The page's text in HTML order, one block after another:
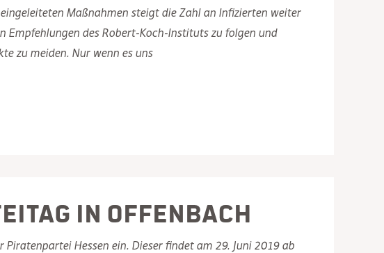
Maßnahmen steigt die Zahl an Infizierten weiter
Empfehlungen des Robert-Koch-Instituts zu folgen und
zu meiden. Nur wenn es uns
in Offenbach
Hessen ein. Dieser findet am 29. Juni 2019 ab